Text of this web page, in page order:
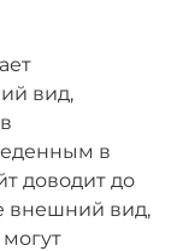
вид,
в
доводит до
внешний вид,